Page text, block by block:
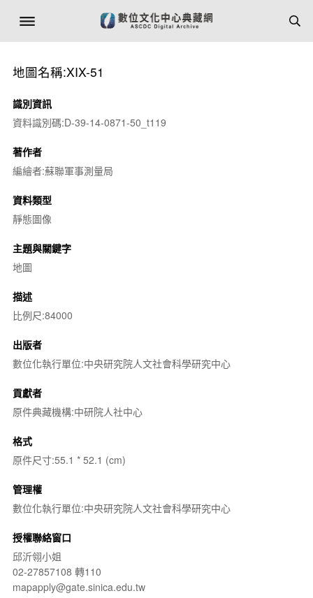
地圖名稱:XIX-51
識別資訊
資料識別碼:D-39-14-0871-50_t119
著作者
編繪者:蘇聯軍事測量局
資料類型
靜態圖像
主題與關鍵字
地圖
描述
比例尺:84000
出版者
數位化執行單位:中央研究院人文社會科學研究中心
貢獻者
原件典藏機構:中研院人社中心
格式
原件尺寸:55.1 * 52.1 (cm)
管理權
數位化執行單位:中央研究院人文社會科學研究中心
授權聯絡窗口
邱沂翎小姐
02-27857108 轉110
mapapply@gate.sinica.edu.tw